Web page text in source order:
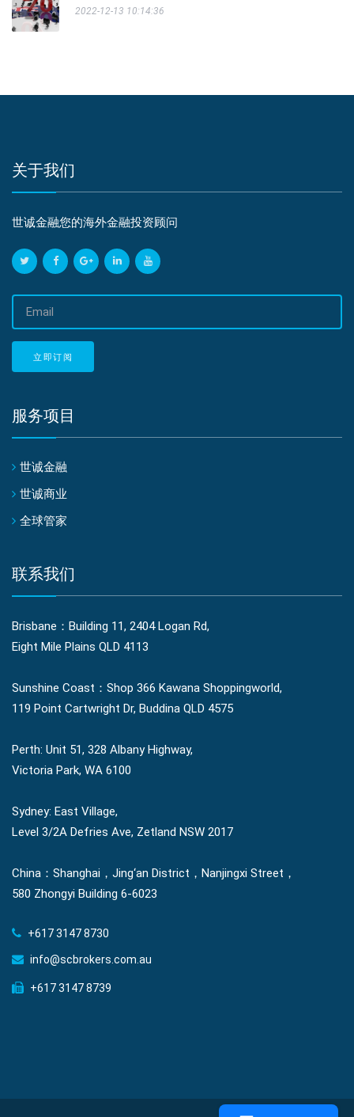
2022-12-13 10:14:36
关于我们
世诚金融您的海外金融投资顾问
立即订阅
服务项目
世诚金融
世诚商业
全球管家
联系我们
Brisbane：Building 11, 2404 Logan Rd,
Eight Mile Plains QLD 4113
Sunshine Coast：Shop 366 Kawana Shoppingworld,
119 Point Cartwright Dr, Buddina QLD 4575
Perth: Unit 51, 328 Albany Highway,
Victoria Park, WA 6100
Sydney: East Village,
Level 3/2A Defries Ave, Zetland NSW 2017
China：Shanghai，Jing‘an District，Nanjingxi Street，
580 Zhongyi Building 6-6023
+617 3147 8730
info@scbrokers.com.au
+617 3147 8739